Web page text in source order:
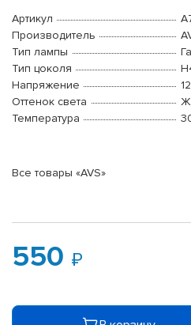
Артикул
Производитель
Тип лампы
Тип цоколя
Напряжение
Оттенок света
Температура
Все товары «AVS»
550